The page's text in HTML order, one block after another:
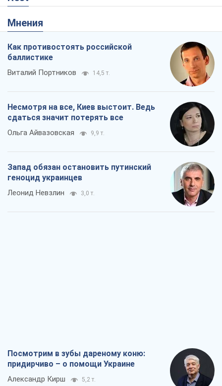
Мнения
Как противостоять российской
баллистике
Виталий Портников 14,5 т.
Несмотря на все, Киев выстоит. Ведь
сдаться значит потерять все
Ольга Айвазовская 9,9 т.
Запад обязан остановить путинский
геноцид украинцев
Леонид Невзлин 3,0 т.
Посмотрим в зубы дареному коню:
придирчиво – о помощи Украине
Александр Кирш 5,2 т.